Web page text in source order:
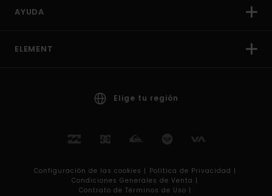
AYUDA
ELEMENT
Elige tu región
Configuración de las cookies | Política de Privacidad |
Condiciones Generales de Venta |
Contrato de Términos de Uso |